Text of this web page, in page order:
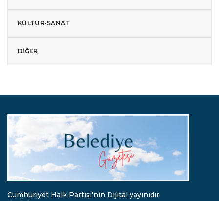
KÜLTÜR-SANAT
DIĞER
Cumhuriyet Halk Partisi'nin Dijital yayınıdır.